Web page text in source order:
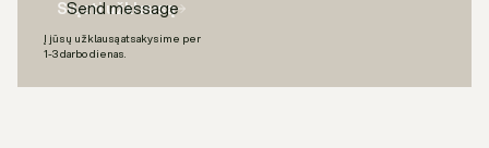
Į jūsų užklausą atsakysime per
1-3 darbo dienas.
Siųsti užklausą